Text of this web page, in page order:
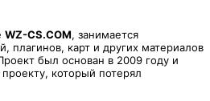
WZ-CS.COM, занимается
плагинов, карт и других материалов
был основан в 2009 году и
который потерял